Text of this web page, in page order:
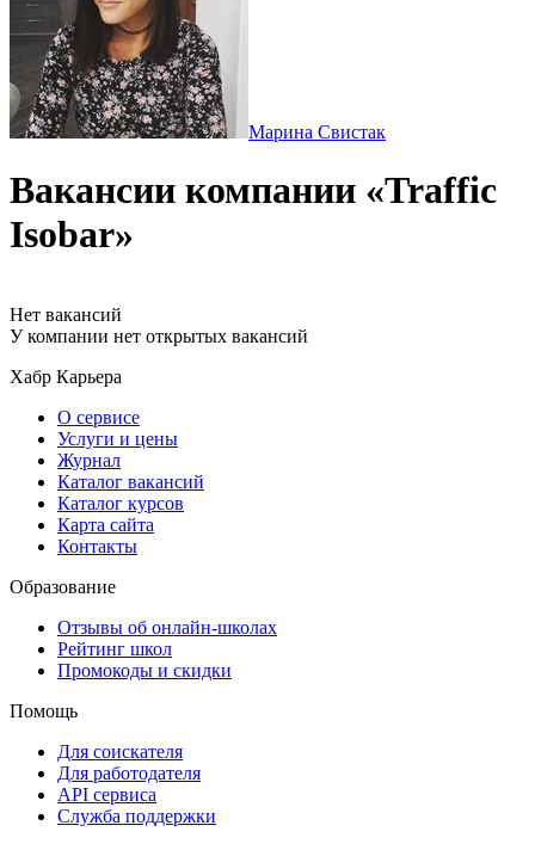
Марина Свистак
Вакансии компании «Traffic
Isobar»
Нет вакансий
У компании нет открытых вакансий
Хабр Карьера
О сервисе
Услуги и цены
Журнал
Каталог вакансий
Каталог курсов
Карта сайта
Контакты
Образование
Отзывы об онлайн-школах
Рейтинг школ
Промокоды и скидки
Помощь
Для соискателя
Для работодателя
API сервиса
Служба поддержки